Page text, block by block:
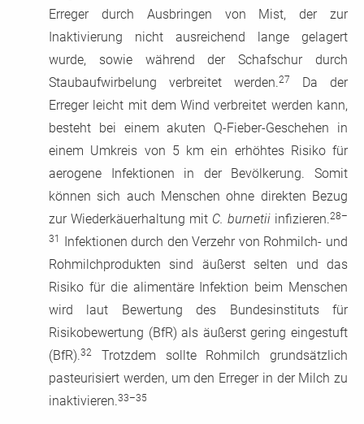
Erreger durch Ausbringen von Mist, der zur
Inaktivierung nicht ausreichend lange gelagert
wurde, sowie während der Schafschur durch
Staubaufwirbelung verbreitet werden.27
Da der
Erreger leicht mit dem Wind verbreitet werden kann,
besteht bei einem akuten Q-Fieber-Geschehen in
einem Umkreis von 5 km ein erhöhtes Risiko für
aerogene Infektionen in der Bevölkerung. Somit
können sich auch Menschen ohne direkten Bezug
zur Wiederkäuerhaltung mit C. burnetii infizieren.28–
31
Infektionen durch den Verzehr von Rohmilch- und
Rohmilchprodukten sind äußerst selten und das
Risiko für die alimentäre Infektion beim Menschen
wird laut Bewertung des Bundesinstituts für
Risikobewertung (BfR) als äußerst gering eingestuft
(BfR).32
Trotzdem sollte Rohmilch grundsätzlich
pasteurisiert werden, um den Erreger in der Milch zu
inaktivieren.33–35